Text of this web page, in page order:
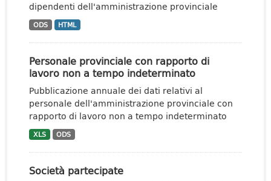
dipendenti dell'amministrazione provinciale
ODS HTML
Personale provinciale con rapporto di
lavoro non a tempo indeterminato
Pubblicazione annuale dei dati relativi al
personale dell'amministrazione provinciale con
rapporto di lavoro non a tempo indeterminato
XLS ODS
Società partecipate